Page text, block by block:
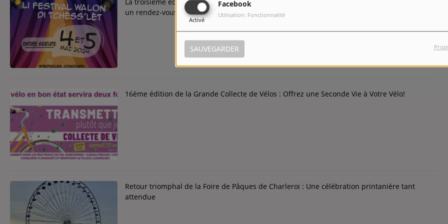
Facebook
Activé
Utilisation: Fonctionnalité
SAUVEGARDER
un rendez-vous incontournable en 2024.
16ème édition de la Grande Collecte de Vélos : Offrez une Seconde Vie à Votre Vélo!
Retour triomphal de la Foire de Pâques de Charleroi : Une célébration printanière tant
attendue